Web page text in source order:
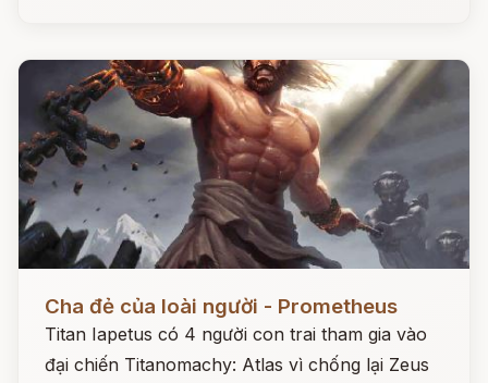
Cha đẻ của loài người - Prometheus
Titan Iapetus có 4 người con trai tham gia vào
đại chiến Titanomachy: Atlas vì chống lại Zeus